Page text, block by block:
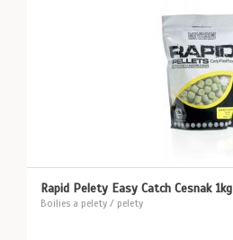
Rapid Pelety Easy Catch Cesnak 1kg
Boilies a pelety / pelety